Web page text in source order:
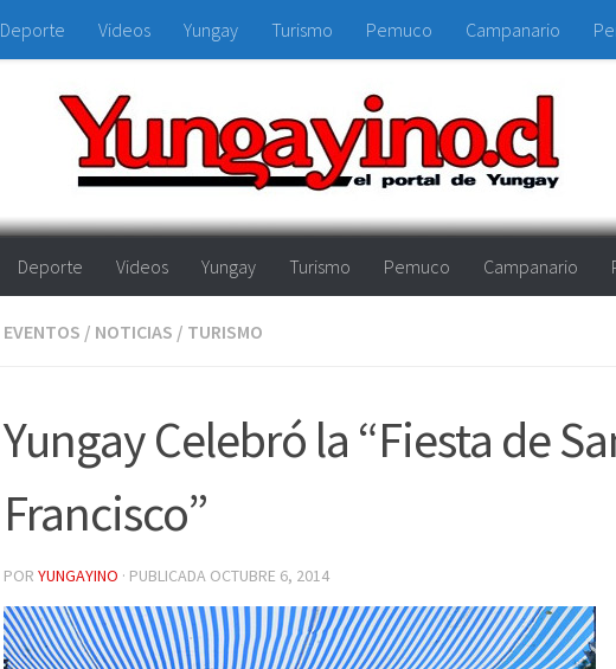
Deporte Videos Yungay Turismo Pemuco Campanario
Deporte Videos Yungay Turismo Pemuco Campanario
EVENTOS / NOTICIAS / TURISMO
Yungay Celebró la “Fiesta de
Francisco”
POR YUNGAYINO · PUBLICADA OCTUBRE 6, 2014